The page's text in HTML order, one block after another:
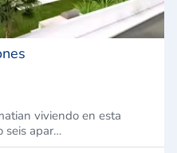
viviendo en esta
seis apar…